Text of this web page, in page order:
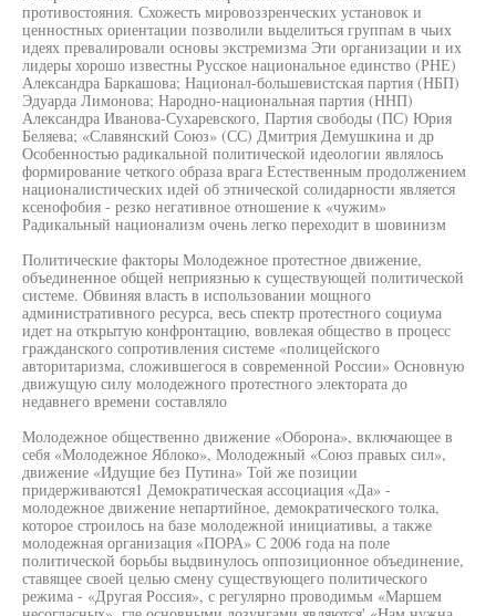
противостояния. Схожесть мировоззренческих установок и
ценностных ориентации позволили выделиться группам в чьих
идеях превалировали основы экстремизма Эти организации и их
лидеры хорошо известны Русское национальное единство (РНЕ)
Александра Баркашова; Национал-большевистская партия (НБП)
Эдуарда Лимонова; Народно-национальная партия (ННП)
Александра Иванова-Сухаревского, Партия свободы (ПС) Юрия
Беляева; «Славянский Союз» (СС) Дмитрия Демушкина и др
Особенностью радикальной политической идеологии являлось
формирование четкого образа врага Естественным продолжением
националистических идей об этнической солидарности является
ксенофобия - резко негативное отношение к «чужим»
Радикальный национализм очень легко переходит в шовинизм
Политические факторы Молодежное протестное движение,
объединенное общей неприязнью к существующей политической
системе. Обвиняя власть в использовании мощного
административного ресурса, весь спектр протестного социума
идет на открытую конфронтацию, вовлекая общество в процесс
гражданского сопротивления системе «полицейского
авторитаризма, сложившегося в современной России» Основную
движущую силу молодежного протестного электората до
недавнего времени составляло
Молодежное общественно движение «Оборона», включающее в
себя «Молодежное Яблоко», Молодежный «Союз правых сил»,
движение «Идущие без Путина» Той же позиции
придерживаются1 Демократическая ассоциация «Да» -
молодежное движение непартийное, демократического толка,
которое строилось на базе молодежной инициативы, а также
молодежная организация «ПОРА» С 2006 года на поле
политической борьбы выдвинулось оппозиционное объединение,
ставящее своей целью смену существующего политического
режима - «Другая Россия», с регулярно проводимьм «Маршем